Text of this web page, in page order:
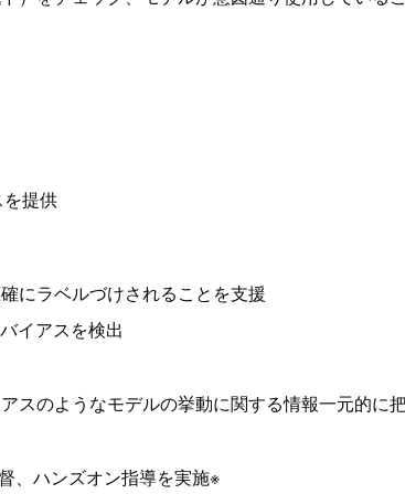
提供
にラベルづけされることを支援
イアスを検出
スのようなモデルの挙動に関する情報一元的に
、ハンズオン指導を実施※